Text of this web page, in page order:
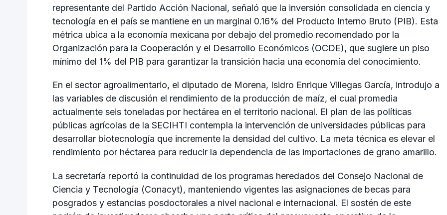
representante del Partido Acción Nacional, señaló que la inversión consolidada en ciencia y
tecnología en el país se mantiene en un marginal 0.16% del Producto Interno Bruto (PIB). Esta
métrica ubica a la economía mexicana por debajo del promedio recomendado por la
Organización para la Cooperación y el Desarrollo Económicos (OCDE), que sugiere un piso
mínimo del 1% del PIB para garantizar la transición hacia una economía del conocimiento.
En el sector agroalimentario, el diputado de Morena, Isidro Enrique Villegas García, introdujo a
las variables de discusión el rendimiento de la producción de maíz, el cual promedia
actualmente seis toneladas por hectárea en el territorio nacional. El plan de las políticas
públicas agrícolas de la SECIHTI contempla la intervención de universidades públicas para
desarrollar biotecnología que incremente la densidad del cultivo. La meta técnica es elevar el
rendimiento por héctarea para reducir la dependencia de las importaciones de grano amarillo.
La secretaría reportó la continuidad de los programas heredados del Consejo Nacional de
Ciencia y Tecnología (Conacyt), manteniendo vigentes las asignaciones de becas para
posgrados y estancias posdoctorales a nivel nacional e internacional. El sostén de este